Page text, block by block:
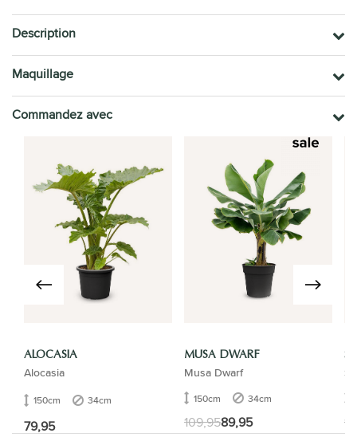
Description
Maquillage
Commandez avec
ALOCASIA
Alocasia
150cm 34cm
79,95
MUSA DWARF
Musa Dwarf
150cm 34cm
109,9589,95